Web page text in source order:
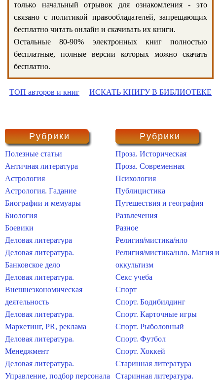
только начальный отрывок для ознакомления - это
связано с политикой правообладателей, запрещающих
бесплатно читать онлайн и скачивать их книги.
Остальные 80-90% электронных книг полностью
бесплатные, полные версии которых можно скачать
бесплатно.
ТОП авторов и книг ИСКАТЬ КНИГУ В БИБЛИОТЕКЕ
Рубрики
Полезные статьи
Античная литература
Астрология
Астрология. Гадание
Биографии и мемуары
Биология
Боевики
Деловая литература
Деловая литература.
Банковское дело
Деловая литература.
Внешнеэкономическая
деятельность
Деловая литература.
Маркетинг, PR, реклама
Деловая литература.
Менеджмент
Деловая литература.
Управление, подбор персонала
Рубрики
Проза. Историческая
Проза. Современная
Психология
Публицистика
Путешествия и география
Развлечения
Разное
Религия/мистика/нло
Религия/мистика/нло. Магия и
оккультизм
Секс учеба
Спорт
Спорт. Бодибилдинг
Спорт. Карточные игры
Спорт. Рыболовный
Спорт. Футбол
Спорт. Хоккей
Старинная литература
Старинная литература.